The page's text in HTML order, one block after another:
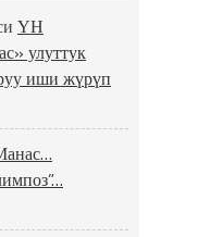
ҮН
улуттук
иши жүрүп